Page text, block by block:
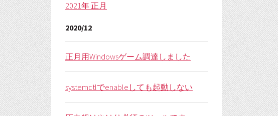
2021年 正月
2020/12
正月用Windowsゲーム調達しました
systemctlでenableしても起動しない